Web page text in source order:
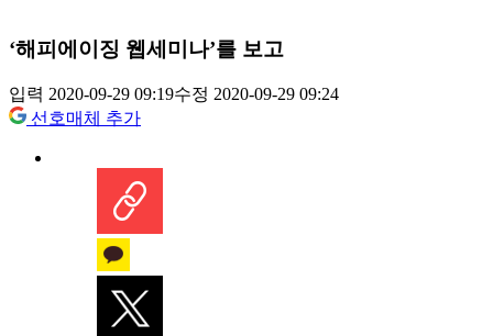
‘해피에이징 웹세미나’를 보고
입력 2020-09-29 09:19수정 2020-09-29 09:24
선호매체 추가